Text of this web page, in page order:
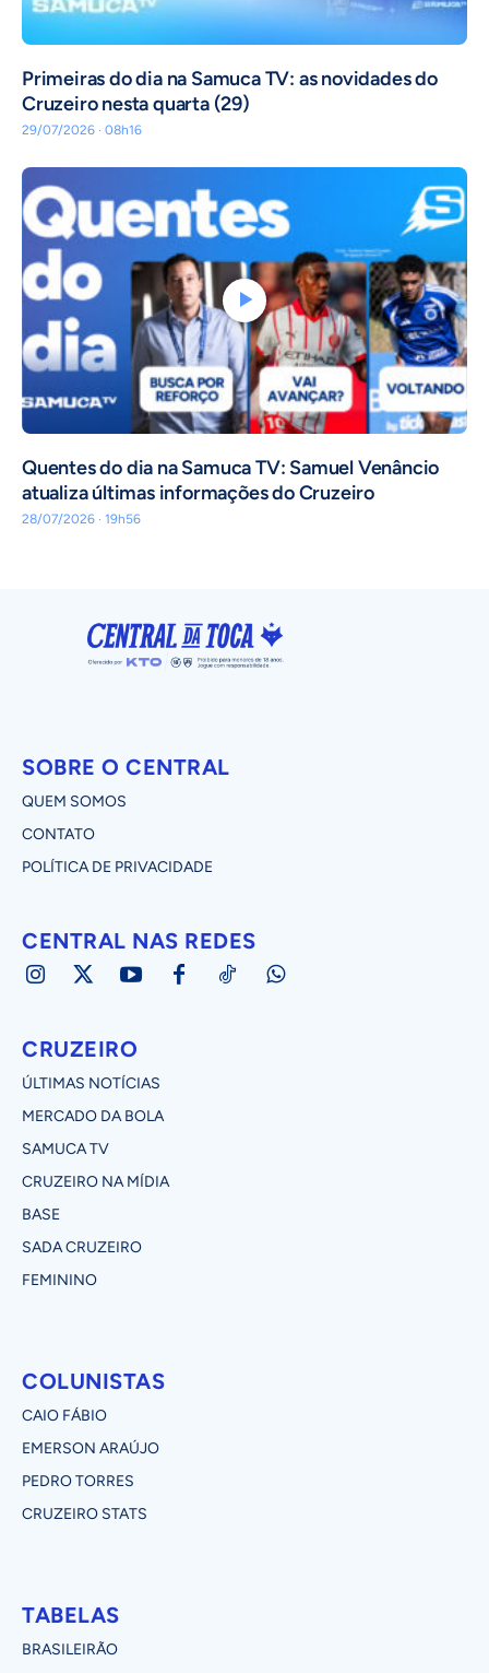
Primeiras do dia na Samuca TV: as novidades do
Cruzeiro nesta quarta (29)
29/07/2026 · 08h16
Quentes do dia na Samuca TV: Samuel Venâncio
atualiza últimas informações do Cruzeiro
28/07/2026 · 19h56
SOBRE O CENTRAL
QUEM SOMOS
CONTATO
POLÍTICA DE PRIVACIDADE
CENTRAL NAS REDES
CRUZEIRO
ÚLTIMAS NOTÍCIAS
MERCADO DA BOLA
SAMUCA TV
CRUZEIRO NA MÍDIA
BASE
SADA CRUZEIRO
FEMININO
COLUNISTAS
CAIO FÁBIO
EMERSON ARAÚJO
PEDRO TORRES
CRUZEIRO STATS
TABELAS
BRASILEIRÃO